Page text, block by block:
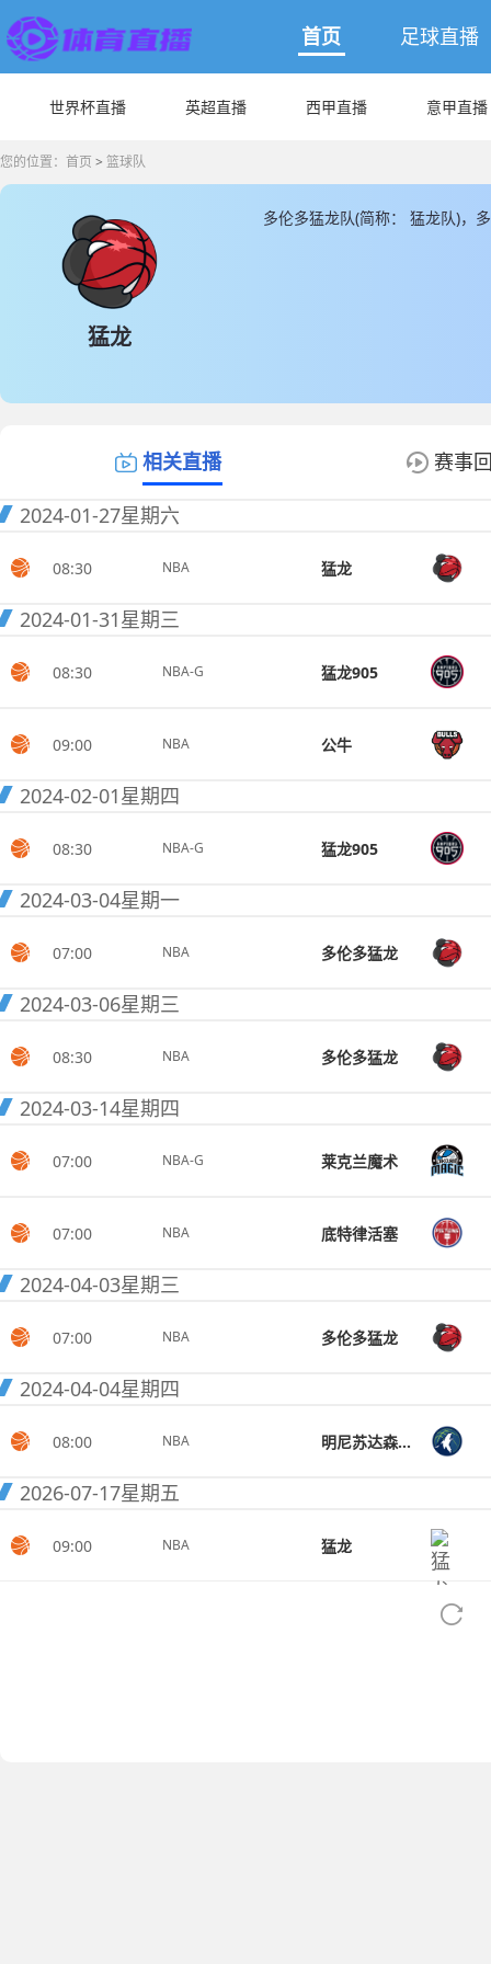
首页 足球直播
世界杯直播 英超直播 西甲直播 意甲直播
您的位置： 首页 > 篮球队
猛龙
多伦多猛龙队(简称： 猛龙队)，
相关直播 赛事
2024-01-27星期六
08:30 NBA 猛龙
2024-01-31星期三
08:30 NBA-G 猛龙905
09:00 NBA 公牛
2024-02-01星期四
08:30 NBA-G 猛龙905
2024-03-04星期一
07:00 NBA 多伦多猛龙
2024-03-06星期三
08:30 NBA 多伦多猛龙
2024-03-14星期四
07:00 NBA-G 莱克兰魔术
07:00 NBA 底特律活塞
2024-04-03星期三
07:00 NBA 多伦多猛龙
2024-04-04星期四
08:00 NBA 明尼苏达森林狼
2026-07-17星期五
09:00 NBA 猛龙